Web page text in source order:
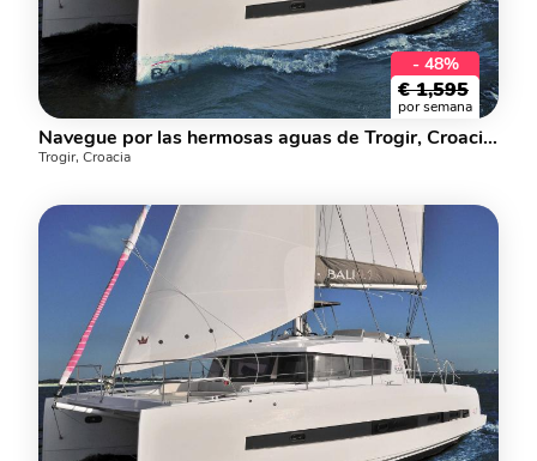
- 48%
€ 1,595
por semana
Navegue por las hermosas aguas de Trogir, Croacia a bordo de este catamarán en alquiler.
Trogir, Croacia